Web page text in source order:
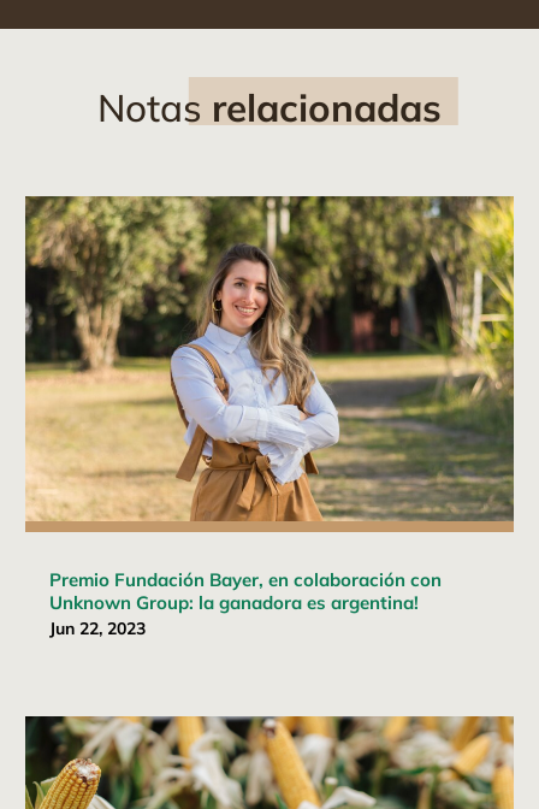
Notas relacionadas
Premio Fundación Bayer, en colaboración con
Unknown Group: la ganadora es argentina!
Jun 22, 2023